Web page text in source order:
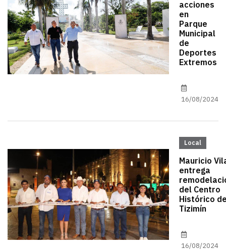
acciones
en
Parque
Municipal
de
Deportes
Extremos
16/08/2024
Local
Mauricio
entrega
del Centro
Histórico
Tizimín
16/08/2024